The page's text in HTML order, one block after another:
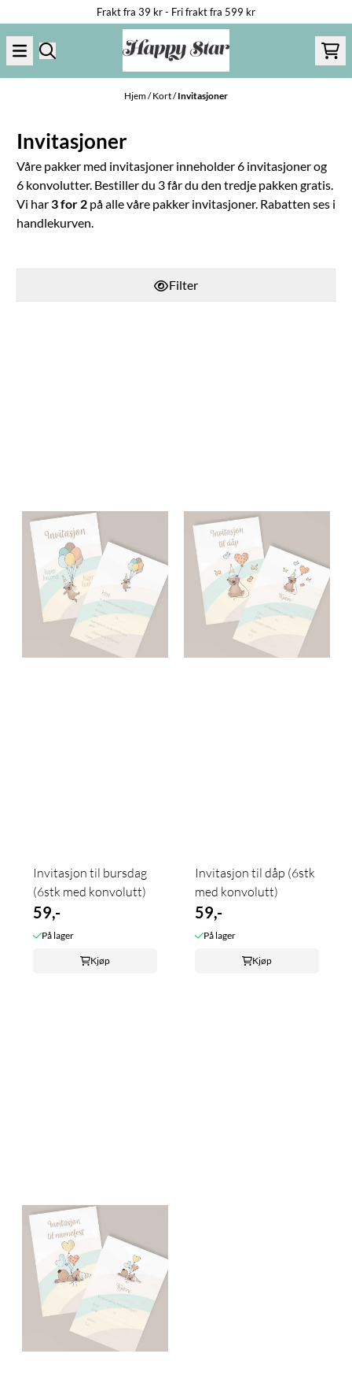
Frakt fra 39 kr - Fri frakt fra 599 kr
Hjem/Kort/Invitasjoner
Invitasjoner
Våre pakker med invitasjoner inneholder 6 invitasjoner og
6 konvolutter. Bestiller du 3 får du den tredje pakken gratis.
Vi har3 for 2 på alle våre pakker invitasjoner. Rabatten ses i
handlekurven.
Filter
Invitasjon til bursdag
(6stk med konvolutt)
59,-
På lager
Kjøp
Invitasjon til dåp (6stk
med konvolutt)
59,-
På lager
Kjøp